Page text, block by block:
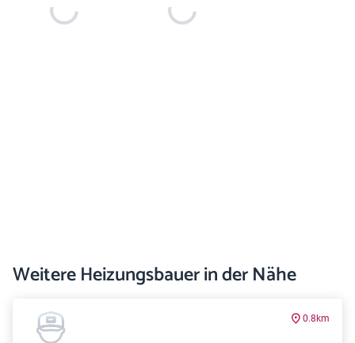
Weitere Heizungsbauer in der Nähe
0.8km